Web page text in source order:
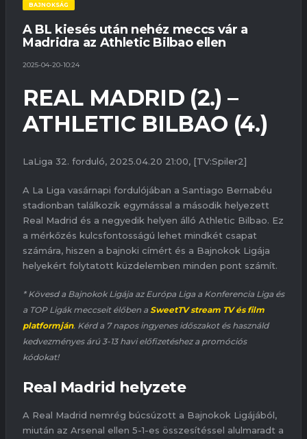
BAJNOKSÁG
A BL kiesés után nehéz meccs vár a
Madridra az Athletic Bilbao ellen
2025-04-20-10:24
REAL MADRID (2.) –
ATHLETIC BILBAO (4.)
LaLiga 32. forduló, 2025.04.20 21:00, [TV:Spiler2]
A La Liga vasárnapi fordulójában a Santiago Bernabéu
stadionban találkozik egymással a második helyezett
Real Madrid és a negyedik helyen álló Athletic Bilbao. Ez
a mérkőzés kulcsfontosságú lehet mindkét csapat
számára, hiszen a bajnoki címért és a Bajnokok Ligája
helyekért folytatott küzdelemben minden pont számít.
* Kövesd a Bajnokok Ligája az Európa Liga a Konferencia Liga és
a TOP Ligák meccseit élőben a SweetTV stream TV és film
platformján. Kérd a 7 napos ingyenes időszakot és használd
kedvezményes árú 3-13 havi előfizetéshez a promóciós
kódokat!
Real Madrid helyzete
A Real Madrid nemrég búcsúzott a Bajnokok Ligájából,
miután az Arsenal ellen 5-1-es összesítéssel alulmaradt a